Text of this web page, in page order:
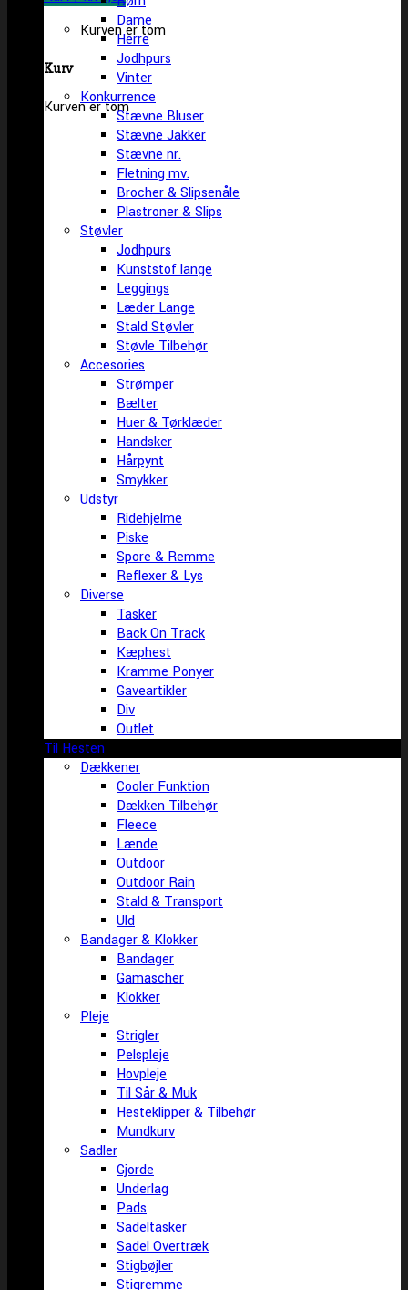
Kurven er tom
Kurv
Kurven er tom
Dame
Herre
Jodhpurs
Vinter
Konkurrence
Stævne Bluser
Stævne Jakker
Stævne nr.
Fletning mv.
Brocher & Slipsenåle
Plastroner & Slips
Støvler
Jodhpurs
Kunststof lange
Leggings
Læder Lange
Stald Støvler
Støvle Tilbehør
Accesories
Strømper
Bælter
Huer & Tørklæder
Handsker
Hårpynt
Smykker
Udstyr
Ridehjelme
Piske
Spore & Remme
Reflexer & Lys
Diverse
Tasker
Back On Track
Kæphest
Kramme Ponyer
Gaveartikler
Div
Outlet
Til Hesten
Dækkener
Cooler Funktion
Dækken Tilbehør
Fleece
Lænde
Outdoor
Outdoor Rain
Stald & Transport
Uld
Bandager & Klokker
Bandager
Gamascher
Klokker
Pleje
Strigler
Pelspleje
Hovpleje
Til Sår & Muk
Hesteklipper & Tilbehør
Mundkurv
Sadler
Gjorde
Underlag
Pads
Sadeltasker
Sadel Overtræk
Stigbøjler
Stigremme